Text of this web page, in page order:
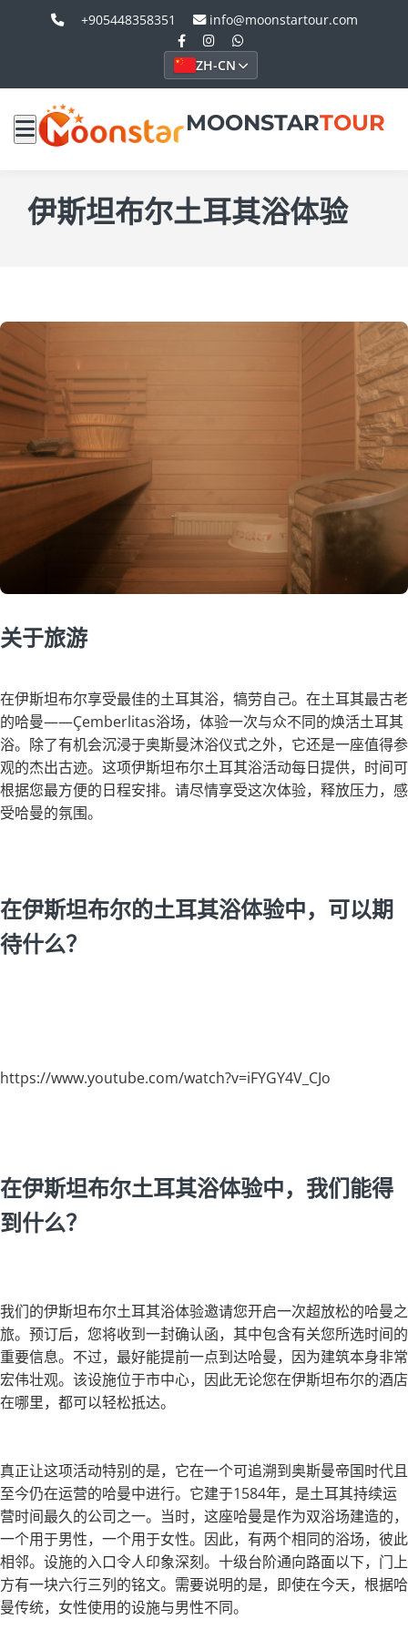
+905448358351 info@moonstartour.com
ZH-CN
MOONSTARTOUR
伊斯坦布尔土耳其浴体验
关于旅游
在伊斯坦布尔享受最佳的土耳其浴，犒劳自己。在土耳其最古老
的哈曼——Çemberlitas浴场，体验一次与众不同的焕活土耳其
浴。除了有机会沉浸于奥斯曼沐浴仪式之外，它还是一座值得参
观的杰出古迹。这项伊斯坦布尔土耳其浴活动每日提供，时间可
根据您最方便的日程安排。请尽情享受这次体验，释放压力，感
受哈曼的氛围。
在伊斯坦布尔的土耳其浴体验中，可以期
待什么？
https://www.youtube.com/watch?v=iFYGY4V_CJo
在伊斯坦布尔土耳其浴体验中，我们能得
到什么？
我们的伊斯坦布尔土耳其浴体验邀请您开启一次超放松的哈曼之
旅。预订后，您将收到一封确认函，其中包含有关您所选时间的
重要信息。不过，最好能提前一点到达哈曼，因为建筑本身非常
宏伟壮观。该设施位于市中心，因此无论您在伊斯坦布尔的酒店
在哪里，都可以轻松抵达。
真正让这项活动特别的是，它在一个可追溯到奥斯曼帝国时代且
至今仍在运营的哈曼中进行。它建于1584年，是土耳其持续运
营时间最久的公司之一。当时，这座哈曼是作为双浴场建造的，
一个用于男性，一个用于女性。因此，有两个相同的浴场，彼此
相邻。设施的入口令人印象深刻。十级台阶通向路面以下，门上
方有一块六行三列的铭文。需要说明的是，即使在今天，根据哈
曼传统，女性使用的设施与男性不同。